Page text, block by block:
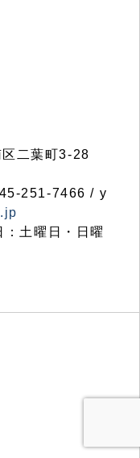
区二葉町3-28
251-7466 / y
土曜日・日曜